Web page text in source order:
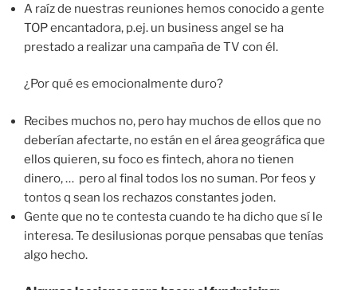
A raíz de nuestras reuniones hemos conocido a gente
TOP encantadora, p.ej. un business angel se ha
prestado a realizar una campaña de TV con él.
¿Por qué es emocionalmente duro?
Recibes muchos no, pero hay muchos de ellos que no
deberían afectarte, no están en el área geográfica que
ellos quieren, su foco es fintech, ahora no tienen
dinero, … pero al final todos los no suman. Por feos y
tontos q sean los rechazos constantes joden.
Gente que no te contesta cuando te ha dicho que sí le
interesa. Te desilusionas porque pensabas que tenías
algo hecho.